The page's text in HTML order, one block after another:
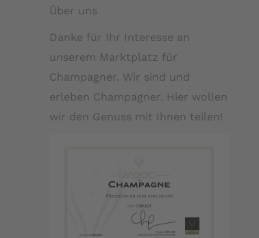
Über uns
Danke für Ihr Interesse an
unserem Marktplatz für
Champagner. Wir sind und
erleben Champagner. Hier wollen
wir den Genuss mit Ihnen teilen!